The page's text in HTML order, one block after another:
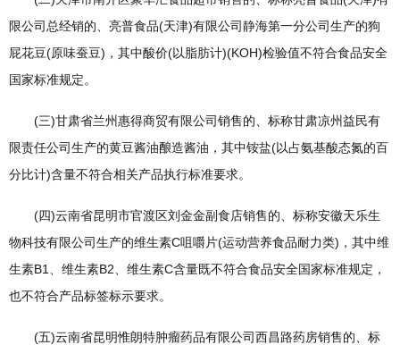
限公司总经销的、亮普食品(天津)有限公司静海第一分公司生产的狗
屁花豆(原味蚕豆)，其中酸价(以脂肪计)(KOH)检验值不符合食品安全
国家标准规定。
(三)甘肃省兰州惠得商贸有限公司销售的、标称甘肃凉州益民有
限责任公司生产的黄豆酱油酿造酱油，其中铵盐(以占氨基酸态氮的百
分比计)含量不符合相关产品执行标准要求。
(四)云南省昆明市官渡区刘金金副食店销售的、标称安徽天乐生
物科技有限公司生产的维生素C咀嚼片(运动营养食品耐力类)，其中维
生素B1、维生素B2、维生素C含量既不符合食品安全国家标准规定，
也不符合产品标签标示要求。
(五)云南省昆明惟朗特肿瘤药品有限公司西昌路药房销售的、标